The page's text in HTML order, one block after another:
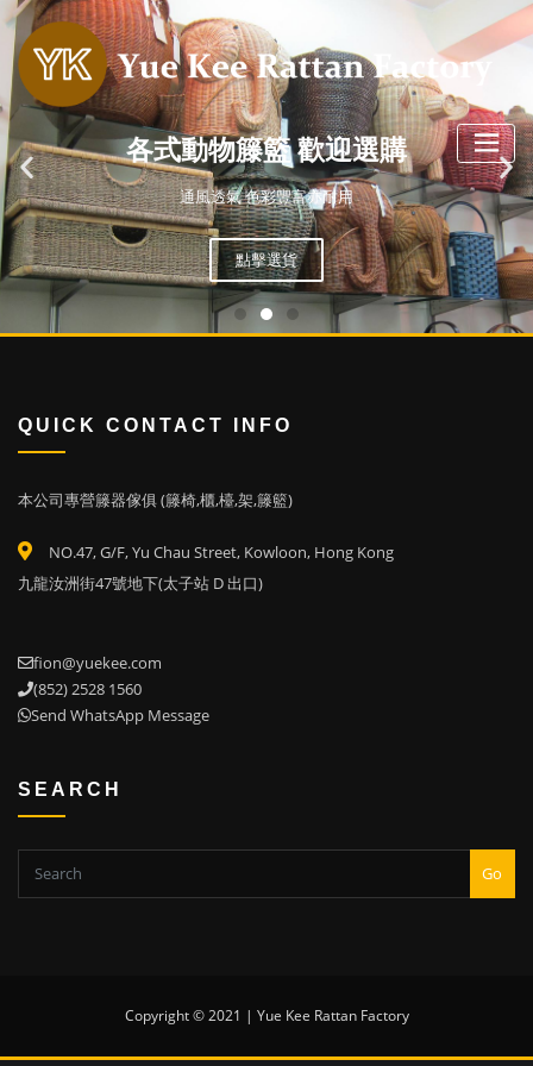
各式動物籐籃 歡迎選購
通風透氣 色彩豐富亦耐用
點擊選貨
QUICK CONTACT INFO
本公司專營籐器傢俱 (籐椅,櫃,檯,架,籐籃)
NO.47, G/F, Yu Chau Street, Kowloon, Hong Kong
九龍汝洲街47號地下(太子站 D 出口)
fion@yuekee.com
(852) 2528 1560
Send WhatsApp Message
SEARCH
Go
Copyright © 2021 | Yue Kee Rattan Factory